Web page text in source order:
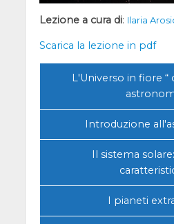
Lezione a cura di: Ilaria
Scarica la lezione in pdf
L'Universo in fiore “
Introduzione
Il sistema
I pianeti